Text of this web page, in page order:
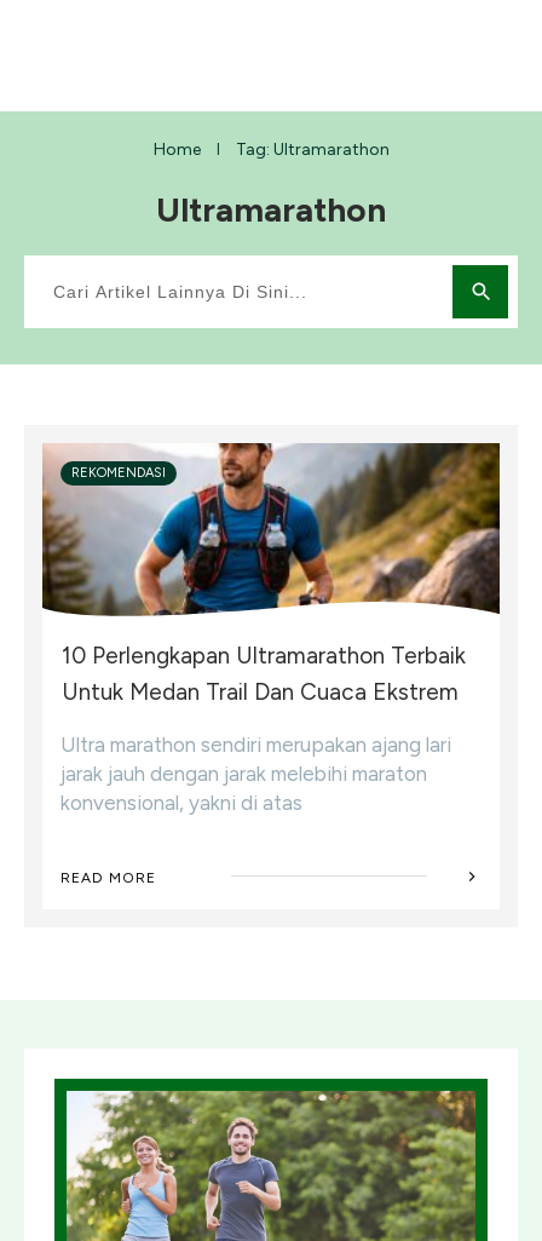
Home Tag: Ultramarathon
Ultramarathon
REKOMENDASI
10 Perlengkapan Ultramarathon Terbaik
Untuk Medan Trail Dan Cuaca Ekstrem
Ultra marathon sendiri merupakan ajang lari
jarak jauh dengan jarak melebihi maraton
konvensional, yakni di atas
READ MORE